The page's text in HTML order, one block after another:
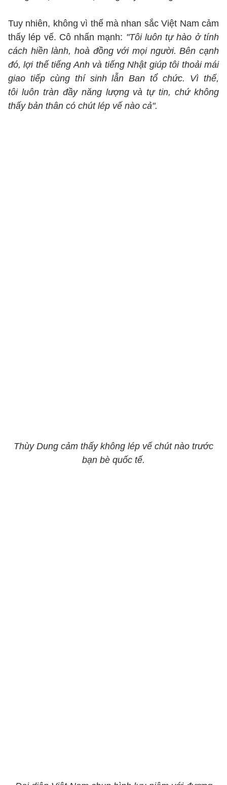
Tuy nhiên, không vì thế mà nhan sắc Việt Nam cảm
thấy lép vế. Cô nhấn mạnh: "Tôi luôn tự hào ở tính
cách hiền lành, hoà đồng với mọi người. Bên cạnh
đó, lợi thế tiếng Anh và tiếng Nhật giúp tôi thoải mái
giao tiếp cùng thí sinh lẫn Ban tổ chức. Vì thế,
tôi luôn tràn đầy năng lượng và tự tin, chứ không
thấy bản thân có chút lép vế nào cả".
Thùy Dung cảm thấy không lép vế chút nào trước
bạn bè quốc tế.